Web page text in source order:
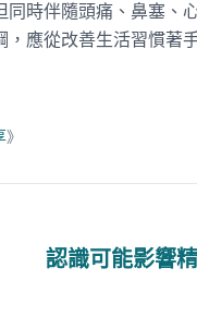
同時伴隨頭痛、鼻塞、
，應從改善生活習慣著
》
認識可能影響